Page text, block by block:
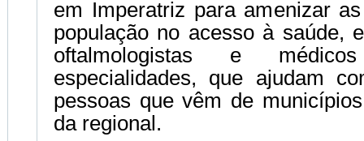
em Imperatriz para amenizar
população no acesso à saúde,
oftalmologistas e
especialidades, que ajudam
pessoas que vêm de
da regional.